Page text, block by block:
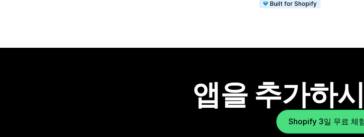
Built for Shopify
앱을 추가하
Shopify 3일 무료 체